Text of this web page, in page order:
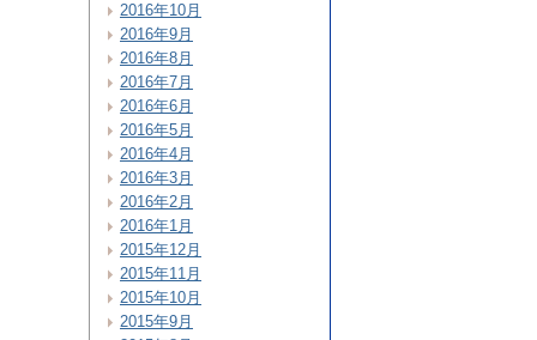
2016年10月
2016年9月
2016年8月
2016年7月
2016年6月
2016年5月
2016年4月
2016年3月
2016年2月
2016年1月
2015年12月
2015年11月
2015年10月
2015年9月